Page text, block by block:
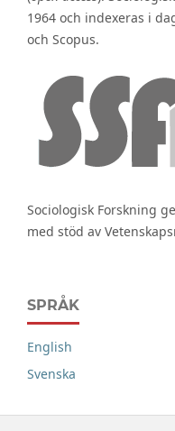
1964 och indexeras i
och Scopus.
Sociologisk Forskning
med stöd av
SPRÅK
English
Svenska